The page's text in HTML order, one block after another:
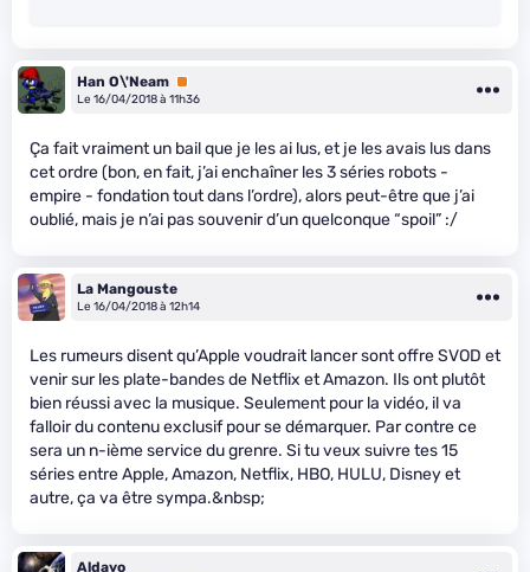
Han O\'Neam Premium
Le 16/04/2018 à 11h36
Ça fait vraiment un bail que je les ai lus, et je les avais lus dans
cet ordre (bon, en fait, j’ai enchaîner les 3 séries robots -
empire - fondation tout dans l’ordre), alors peut-être que j’ai
oublié, mais je n’ai pas souvenir d’un quelconque “spoil” :/
La Mangouste
Le 16/04/2018 à 12h14
Les rumeurs disent qu’Apple voudrait lancer sont offre SVOD et
venir sur les plate-bandes de Netflix et Amazon. Ils ont plutôt
bien réussi avec la musique. Seulement pour la vidéo, il va
falloir du contenu exclusif pour se démarquer. Par contre ce
sera un n-ième service du grenre. Si tu veux suivre tes 15
séries entre Apple, Amazon, Netflix, HBO, HULU, Disney et
autre, ça va être sympa.&nbsp;
Aldayo